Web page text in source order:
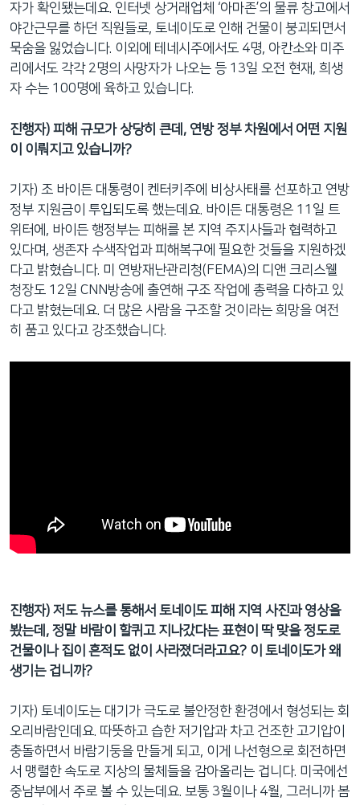
자가 확인됐는데요. 인터넷 상거래업체 ‘아마존’의 물류 창고에서
야간근무를 하던 직원들로, 토네이도로 인해 건물이 붕괴되면서
묵숨을 잃었습니다. 이외에 테네시주에서도 4명, 아칸소와 미주
리에서도 각각 2명의 사망자가 나오는 등 13일 오전 현재, 희생
자 수는 100명에 육하고 있습니다.
진행자) 피해 규모가 상당히 큰데, 연방 정부 차원에서 어떤 지원
이 이뤄지고 있습니까?
기자) 조 바이든 대통령이 켄터키주에 비상사태를 선포하고 연방
정부 지원금이 투입되도록 했는데요. 바이든 대통령은 11일 트
위터에, 바이든 행정부는 피해를 본 지역 주지사들과 협력하고
있다며, 생존자 수색작업과 피해복구에 필요한 것들을 지원하겠
다고 밝혔습니다. 미 연방재난관리청(FEMA)의 디앤 크리스웰
청장도 12일 CNN방송에 출연해 구조 작업에 총력을 다하고 있
다고 밝혔는데요. 더 많은 사람을 구조할 것이라는 희망을 여전
히 품고 있다고 강조했습니다.
진행자) 저도 뉴스를 통해서 토네이도 피해 지역 사진과 영상을
봤는데, 정말 바람이 할퀴고 지나갔다는 표현이 딱 맞을 정도로
건물이나 집이 흔적도 없이 사라졌더라고요? 이 토네이도가 왜
생기는 겁니까?
기자) 토네이도는 대기가 극도로 불안정한 환경에서 형성되는 회
오리바람인데요. 따뜻하고 습한 저기압과 차고 건조한 고기압이
충돌하면서 바람기둥을 만들게 되고, 이게 나선형으로 회전하면
서 맹렬한 속도로 지상의 물체들을 감아올리는 겁니다. 미국에선
중남부에서 주로 볼 수 있는데요. 보통 3월이나 4월, 그러니까 봄